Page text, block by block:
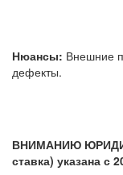
Нюансы: Внешние
дефекты.
ВНИМАНИЮ
ставка) указана с